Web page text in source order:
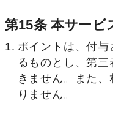
第15条 本サービ
ポイントは、付与
るものとし、第
きません。また
りません。